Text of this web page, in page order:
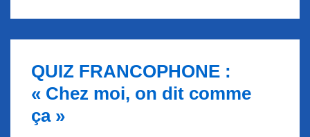
incroyable
QUIZ FRANCOPHONE :
« Chez moi, on dit comme
ça »